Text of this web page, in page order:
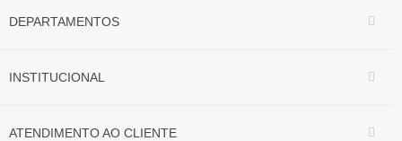
DEPARTAMENTOS
INSTITUCIONAL
ATENDIMENTO AO CLIENTE